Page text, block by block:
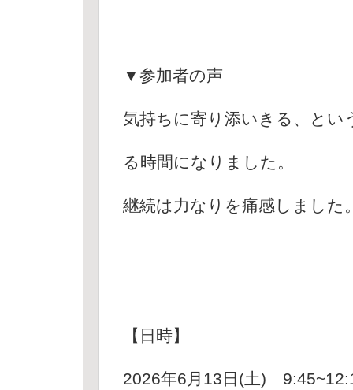
▼参加者の声
気持ちに寄り添いきる、と
る時間になりました。
継続は力なりを痛感しまし
【日時】
2026年6月13日(土)